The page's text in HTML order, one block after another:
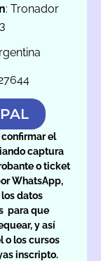
: Tronador
confirmar el
captura
o ticket
WhatsApp,
datos
para que
y así
o los cursos
inscripto.